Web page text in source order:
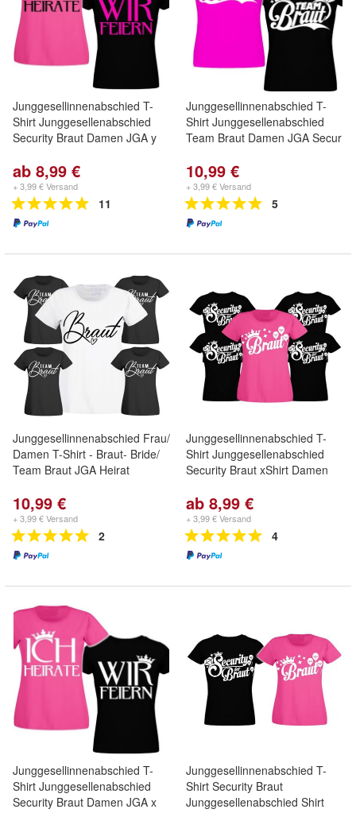
Junggesellinnenabschied T-
Shirt Junggesellenabschied
Security Braut Damen JGA y
ab 8,99 €
+ 3,99 € Versand
11
Junggesellinnenabschied T-
Shirt Junggesellenabschied
Team Braut Damen JGA Secur
10,99 €
+ 3,99 € Versand
5
Junggesellinnenabschied Frau/
Damen T-Shirt - Braut- Bride/
Team Braut JGA Heirat
10,99 €
+ 3,99 € Versand
2
Junggesellinnenabschied T-
Shirt Junggesellenabschied
Security Braut xShirt Damen
ab 8,99 €
+ 3,99 € Versand
4
Junggesellinnenabschied T-
Shirt Junggesellenabschied
Security Braut Damen JGA x
Junggesellinnenabschied T-
Shirt Security Braut
Junggesellenabschied Shirt